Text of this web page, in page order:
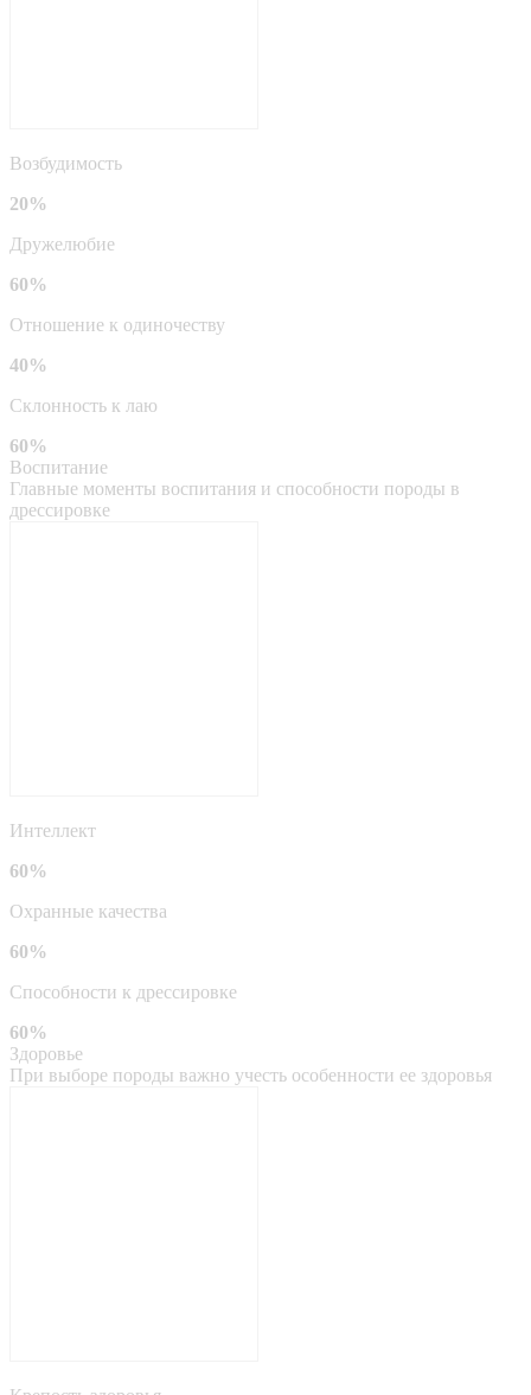
Возбудимость
20%
Дружелюбие
60%
Отношение к одиночеству
40%
Склонность к лаю
60%
Воспитание
Главные моменты воспитания и способности породы в
дрессировке
Интеллект
60%
Охранные качества
60%
Способности к дрессировке
60%
Здоровье
При выборе породы важно учесть особенности ее здоровья